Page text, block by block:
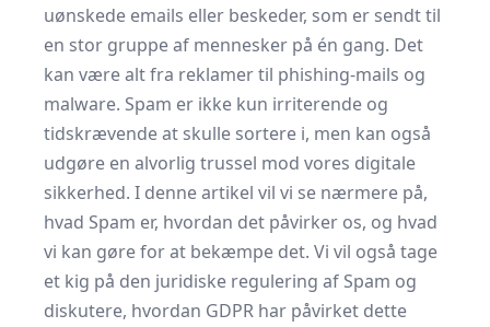
uønskede emails eller beskeder, som er sendt til
en stor gruppe af mennesker på én gang. Det
kan være alt fra reklamer til phishing-mails og
malware. Spam er ikke kun irriterende og
tidskrævende at skulle sortere i, men kan også
udgøre en alvorlig trussel mod vores digitale
sikkerhed. I denne artikel vil vi se nærmere på,
hvad Spam er, hvordan det påvirker os, og hvad
vi kan gøre for at bekæmpe det. Vi vil også tage
et kig på den juridiske regulering af Spam og
diskutere, hvordan GDPR har påvirket dette